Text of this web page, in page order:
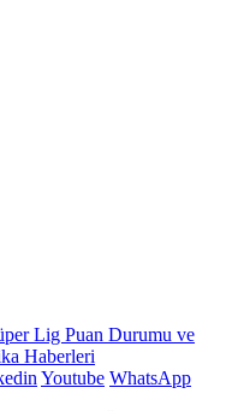
Lig Puan Durumu ve
Haberleri
Youtube WhatsApp